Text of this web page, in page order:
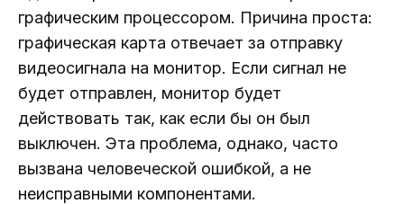
графическим процессором. Причина проста:
графическая карта отвечает за отправку
видеосигнала на монитор. Если сигнал не
будет отправлен, монитор будет
действовать так, как если бы он был
выключен. Эта проблема, однако, часто
вызвана человеческой ошибкой, а не
неисправными компонентами.